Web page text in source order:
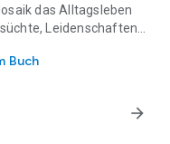
das Alltagsleben
Leidenschaften,
auf den Herrscher
finden sich neben
Buch
arrow_forward